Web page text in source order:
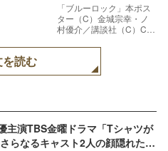
「ブルーロック」本ポス
ター（C）金城宗幸・ノ
村優介／講談社（C）CK
読む
主演TBS金曜ドラマ「Tシャツが
らなるキャスト2人の顔隠れた新